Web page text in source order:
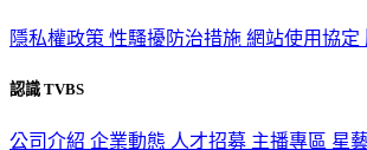
隱私權政策 性騷擾防治措施 網站使用協定
認識 TVBS
公司介紹 企業動態 人才招募 主播專區 星